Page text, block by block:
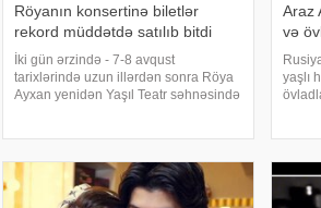
Röyanın konsertinə biletlər
rekord müddətdə satılıb bitdi
İki gün ərzində - 7-8 avqust
tarixlərində uzun illərdən sonra Röya
Ayxan yenidən Yaşıl Teatr səhnəsində
tamamil
Araz
və
yaşlı